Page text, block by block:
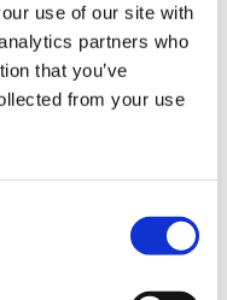
use of our site with
partners who
that you’ve
from your use